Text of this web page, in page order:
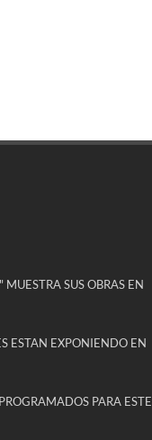
SUS OBRAS EN
ESTAN EXPONIENDO EN
PARA ESTE